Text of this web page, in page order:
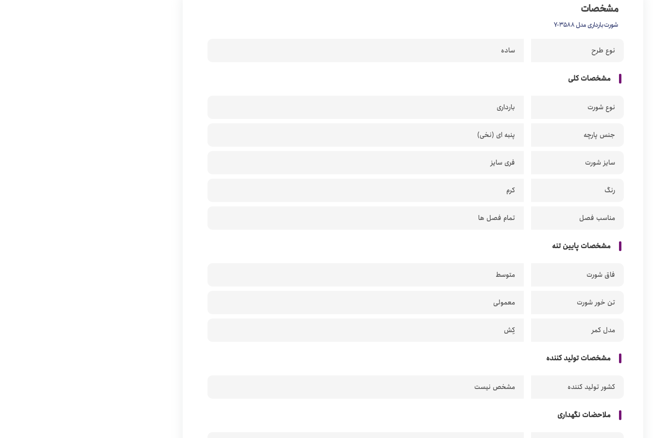
مشخصات
شورت بارداری مدل 3588-Y
نوع طرح ساده
مشخصات کلی
نوع شورت بارداری
جنس پارچه پنبه ای (نخی)
سایز شورت فری سایز
رنگ کرم
مناسب فصل تمام فصل ها
مشخصات پایین تنه
فاق شورت متوسط
تن خور شورت معمولی
مدل کمر کِش
مشخصات تولید کننده
کشور تولید کننده مشخص نیست
ملاحضات نگهداری